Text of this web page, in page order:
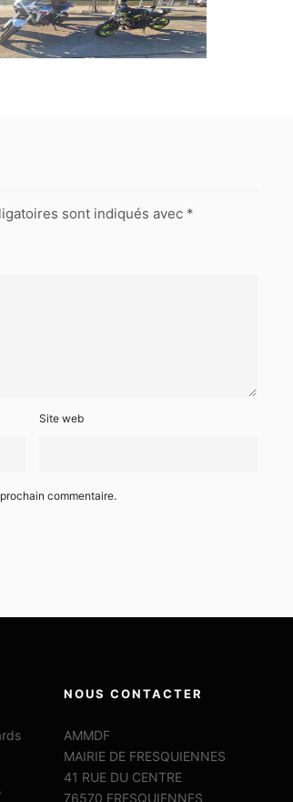
sont indiqués avec *
Site web
commentaire.
NOUS CONTACTER
AMMDF
MAIRIE DE FRESQUIENNES
41 RUE DU CENTRE
76570 FRESQUIENNES